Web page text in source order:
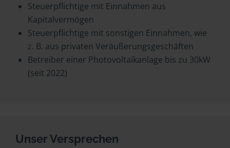
Steuerpflichtige mit Einnahmen aus
Kapitalvermögen
Steuerpflichtige mit sonstigen Einnahmen, wie
z. B. aus privaten Veräußerungsgeschäften
Betreiber einer Photovoltaikanlage bis zu 30kW
(seit 2022)
Unser Versprechen